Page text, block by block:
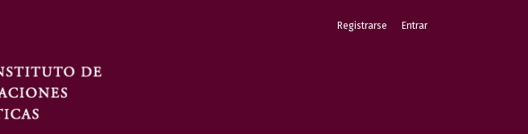
Registrarse Entrar